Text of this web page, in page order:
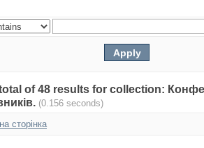
of 48 results for collection:
(0.156 seconds)
сторінка